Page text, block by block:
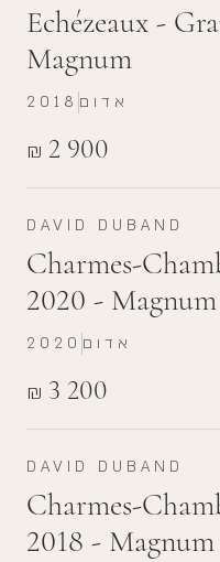
Echézeaux -
Magnum
₪ 2 900
2018 אדום
DAVID DUBAND
Charmes-
2020 - Magnum
₪ 3 200
2020 אדום
DAVID DUBAND
Charmes-
2018 - Magnum